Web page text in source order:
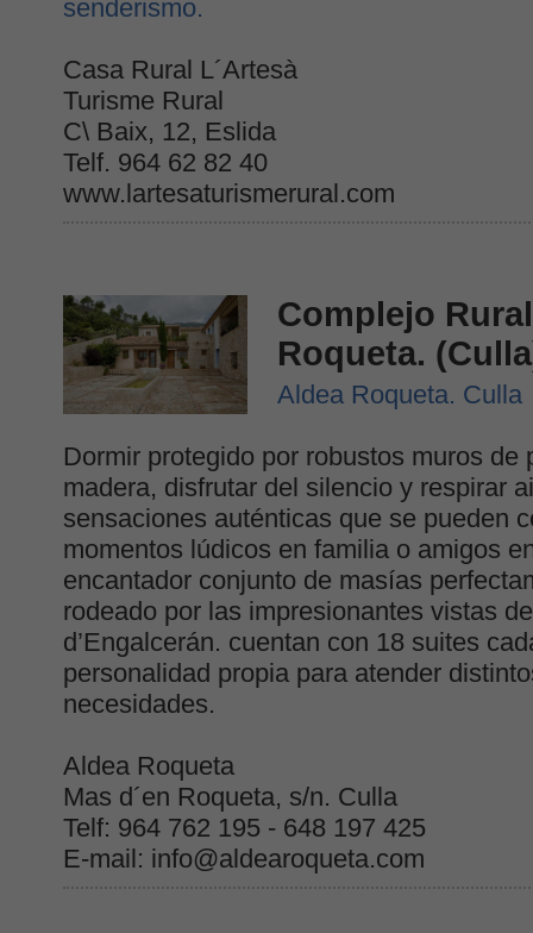
senderismo.
Casa Rural L´Artesà
Turisme Rural
C\ Baix, 12, Eslida
Telf. 964 62 82 40
www.lartesaturismerural.com
Complejo
Roqueta.
Aldea Roqueta. Culla
Dormir protegido por robustos muros de
madera, disfrutar del silencio y respirar
sensaciones auténticas que se pueden
momentos lúdicos en familia o amigos
encantador conjunto de masías
rodeado por las impresionantes vistas
d’Engalcerán. cuentan con 18 suites
personalidad propia para atender
necesidades.
Aldea Roqueta
Mas d´en Roqueta, s/n. Culla
Telf: 964 762 195 - 648 197 425
E-mail: info@aldearoqueta.com